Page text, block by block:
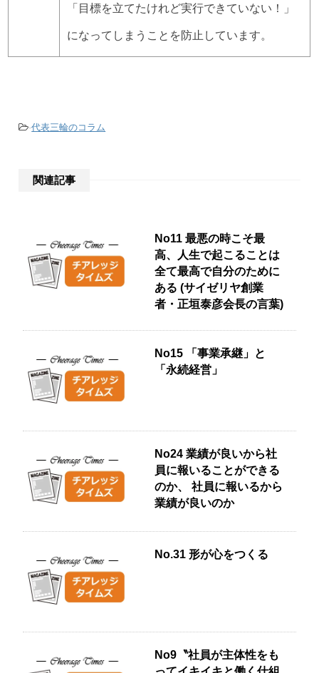
「目標を立てたけれど実行できていない！」
になってしまうことを防止しています。
-代表三輪のコラム
関連記事
No11 最悪の時こそ最
高、人生で起こることは
全て最高で自分のために
ある (サイゼリヤ創業
者・正垣泰彦会長の言葉)
No15 「事業承継」と
「永続経営」
No24 業績が良いから社
員に報いることができる
のか、 社員に報いるから
業績が良いのか
No.31 形が心をつくる
No9〝社員が主体性をも